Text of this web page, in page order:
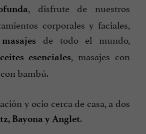
, disfrute de nuestros
corporales y faciales,
masajes
de todo el mundo,
esenciales, masajes con
bambú.
y ocio cerca de casa, a dos
Bayona y Anglet.